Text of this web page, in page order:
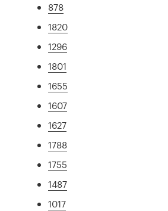
878
1820
1296
1801
1655
1607
1627
1788
1755
1487
1017